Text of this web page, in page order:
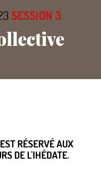
SESSION 3
RÉSERVÉ AUX
DE L'IHÉDATE.